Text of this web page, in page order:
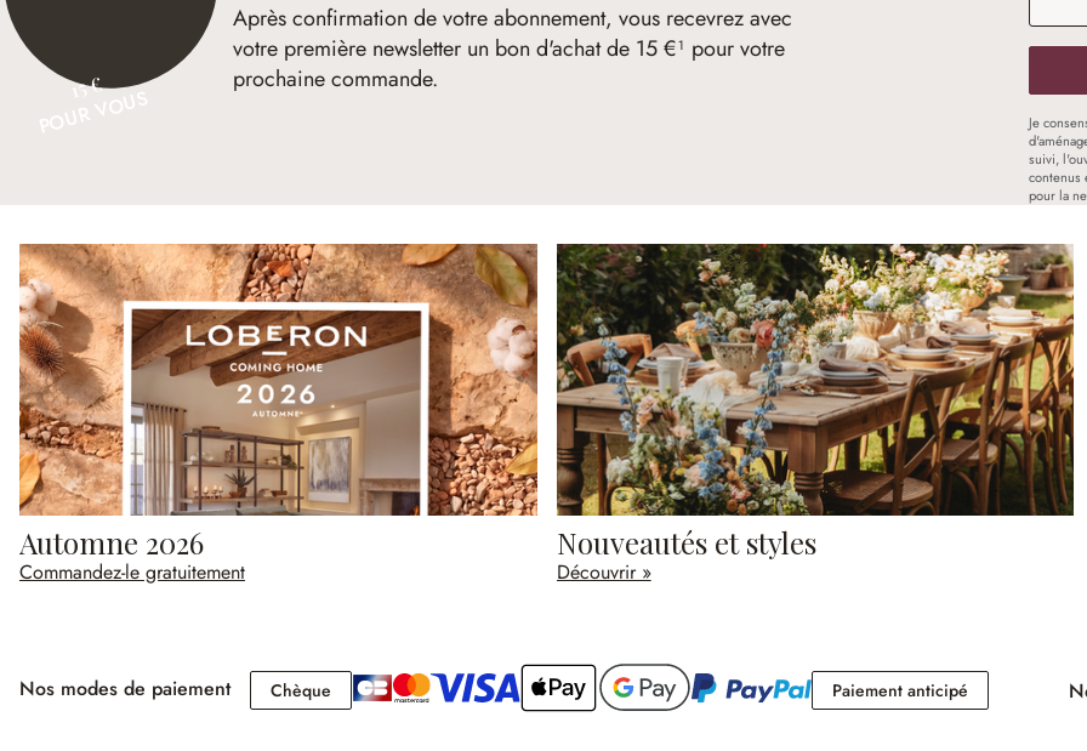
15 €
Après confirmation de votre abonnement, vous recevrez avec
votre première newsletter un bon d'achat de 15 €¹ pour votre
prochaine commande.
Je
suivi,
contenus
pour la
Automne 2026
Commandez-le gratuitement
Nouveautés et styles
Découvrir »
Nos modes de paiement Chèque Chèque Paiement anticipéPaiement